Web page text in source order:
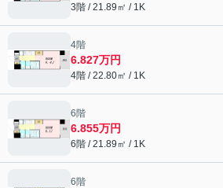
3階 / 21.89㎡ / 1K
4階
6.827万円
4階 / 22.80㎡ / 1K
6階
6.855万円
6階 / 21.89㎡ / 1K
6階